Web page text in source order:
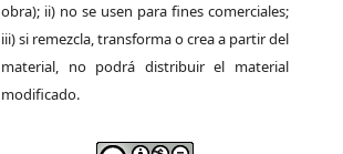
obra); ii) no se usen para fines comerciales;
iii) si remezcla, transforma o crea a partir del
material, no podrá distribuir el material
modificado.